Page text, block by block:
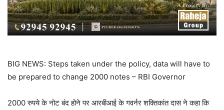
BIG NEWS: Steps taken under the policy, data will have to
be prepared to change 2000 notes – RBI Governor
2000 रुपये के नोट बंद होने पर आरबीआई के गवर्नर शक्तिकांत दास ने कहा कि